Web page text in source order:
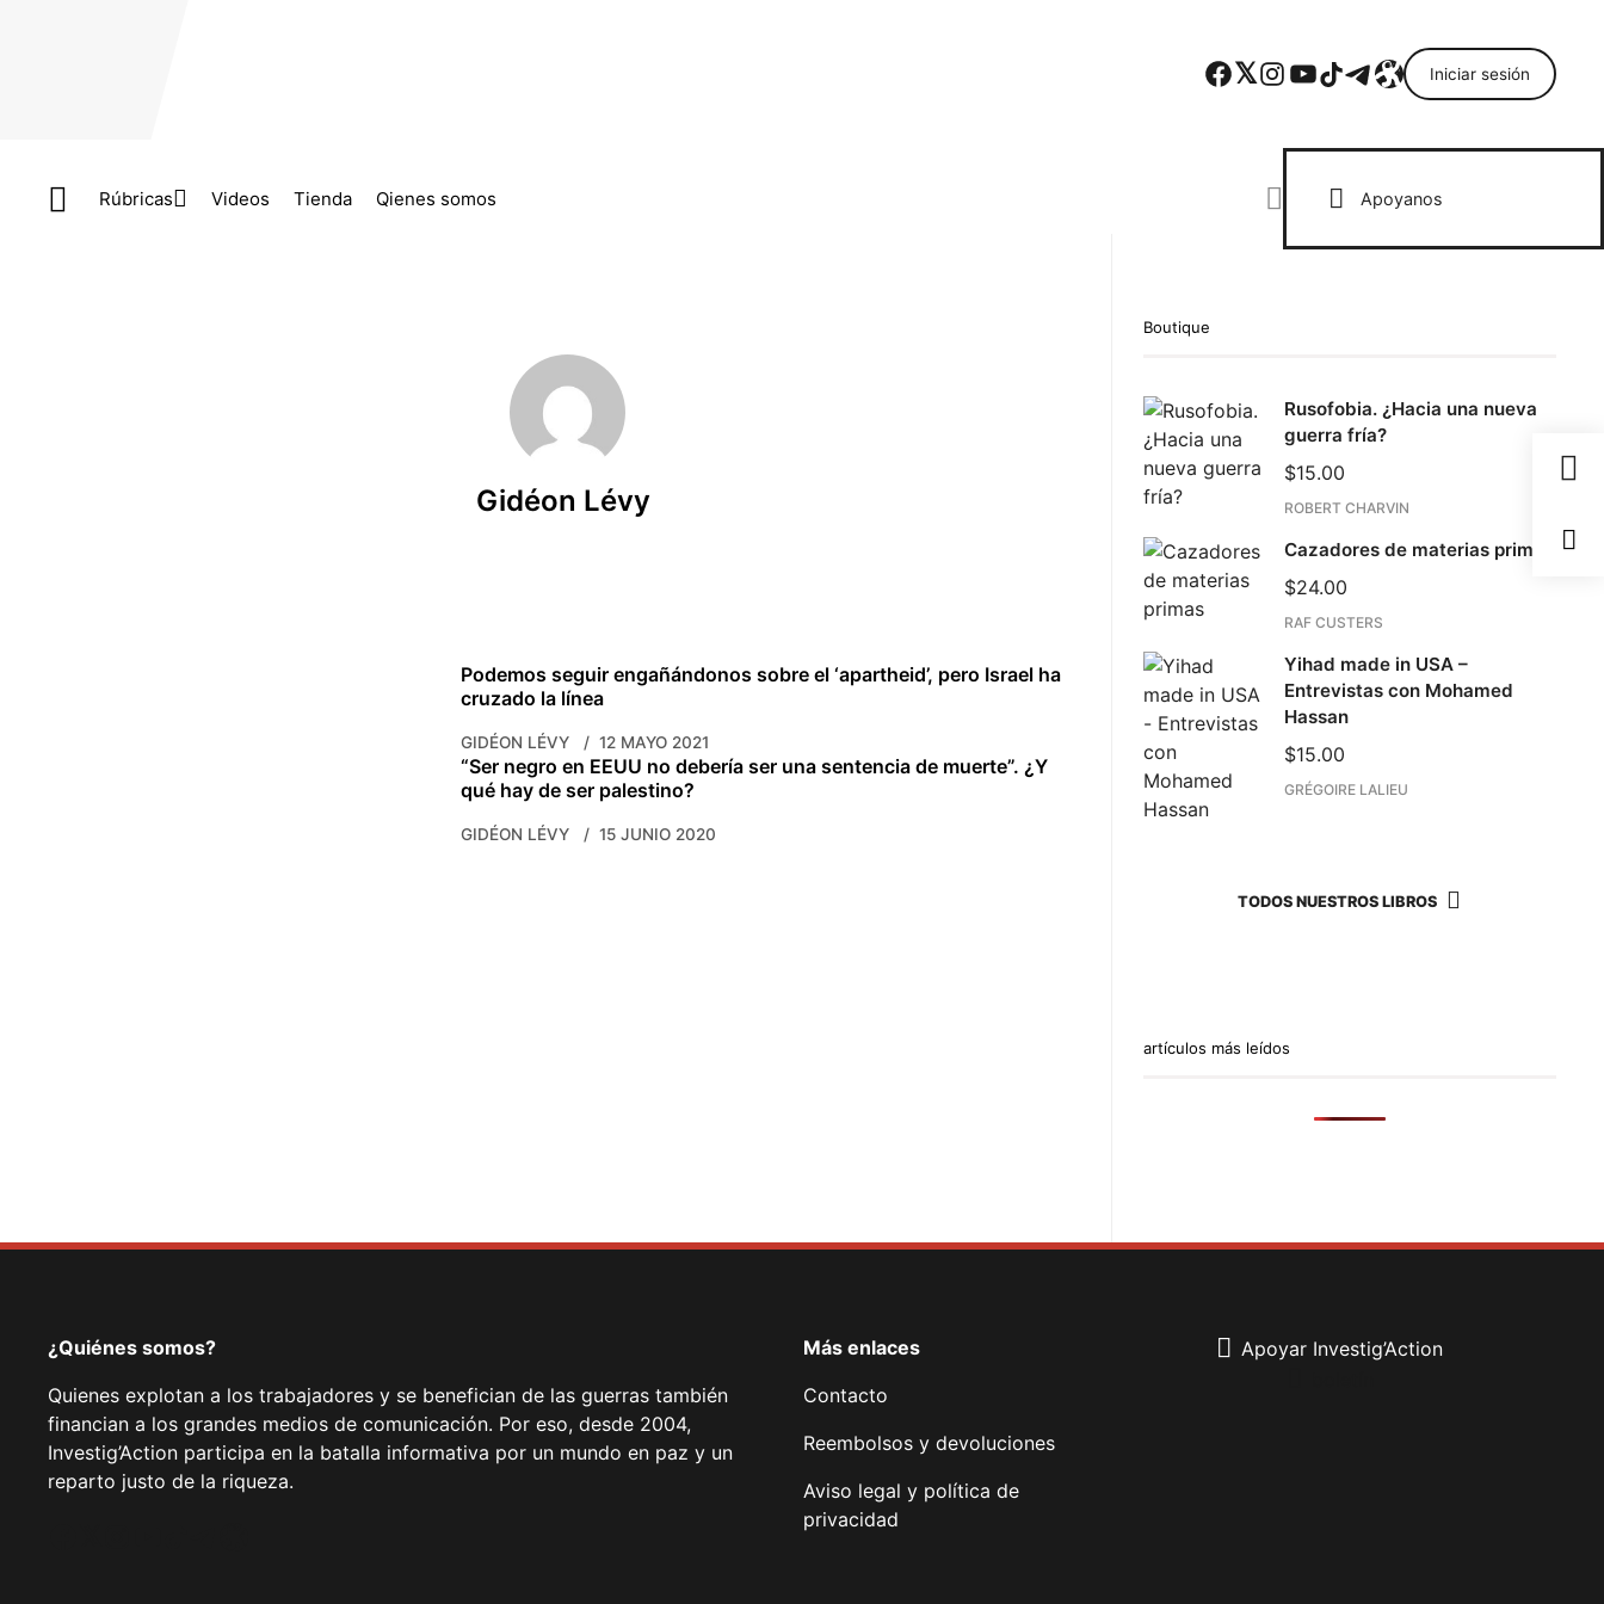
Facebook Twitter Instagram YouTube TikTok Telegram Enlace Iniciar sesión
Rúbricas Videos Tienda Qienes somos Apoyanos
Gidéon Lévy
Podemos seguir engañándonos sobre el ‘apartheid’, pero Israel ha
cruzado la línea
GIDÉON LÉVY 12 MAYO 2021
“Ser negro en EEUU no debería ser una sentencia de muerte”. ¿Y
qué hay de ser palestino?
GIDÉON LÉVY 15 JUNIO 2020
Boutique
Rusofobia. ¿Hacia una nueva
guerra fría?
$15.00
ROBERT CHARVIN
Cazadores de materias primas
$24.00
RAF CUSTERS
Yihad made in USA –
Entrevistas con Mohamed
Hassan
$15.00
GRÉGOIRE LALIEU
TODOS NUESTROS LIBROS
artículos más leídos
¿Quiénes somos?
Quienes explotan a los trabajadores y se benefician de las guerras también
financian a los grandes medios de comunicación. Por eso, desde 2004,
Investig’Action participa en la batalla informativa por un mundo en paz y un
reparto justo de la riqueza.
Más enlaces
Contacto
Reembolsos y devoluciones
Aviso legal y política de
privacidad
Apoyar Investig’Action